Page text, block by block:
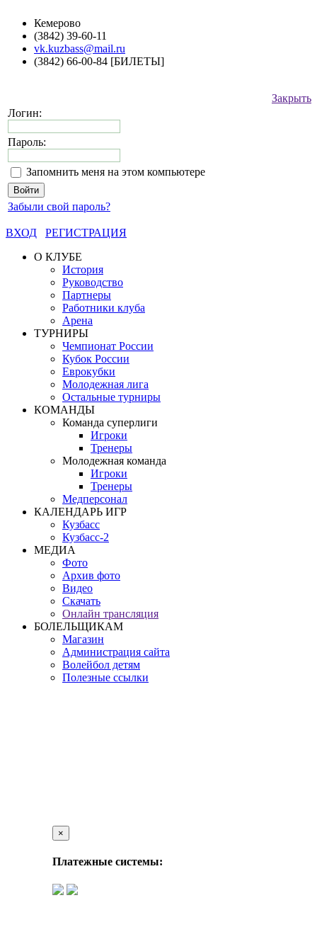
Кемерово
(3842) 39-60-11
vk.kuzbass@mail.ru
(3842) 66-00-84 [БИЛЕТЫ]
Закрыть
Логин:
Пароль:
Запомнить меня на этом компьютере
Забыли свой пароль?
ВХОД
РЕГИСТРАЦИЯ
О КЛУБЕ
История
Руководство
Партнеры
Работники клуба
Арена
ТУРНИРЫ
Чемпионат России
Кубок России
Еврокубки
Молодежная лига
Остальные турниры
КОМАНДЫ
Команда суперлиги
Игроки
Тренеры
Молодежная команда
Игроки
Тренеры
Медперсонал
КАЛЕНДАРЬ ИГР
Кузбасс
Кузбасс-2
МЕДИА
Фото
Архив фото
Видео
Скачать
Онлайн трансляция
БОЛЕЛЬЩИКАМ
Магазин
Администрация сайта
Волейбол детям
Полезные ссылки
×
Платежные системы: